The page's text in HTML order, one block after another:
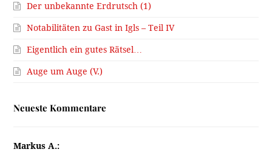
Der unbekannte Erdrutsch (1)
Notabilitäten zu Gast in Igls – Teil IV
Eigentlich ein gutes Rätsel…
Auge um Auge (V.)
Neueste Kommentare
Markus A.: